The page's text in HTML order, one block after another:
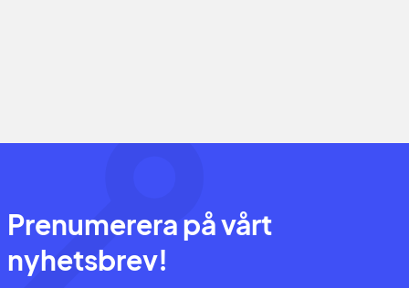
Prenumerera på vårt
nyhetsbrev!